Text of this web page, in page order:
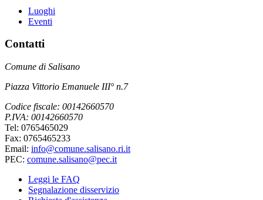
Luoghi
Eventi
Contatti
Comune di Salisano
Piazza Vittorio Emanuele III° n.7
Codice fiscale: 00142660570
P.IVA: 00142660570
Tel: 0765465029
Fax: 0765465233
Email: info@comune.salisano.ri.it
PEC: comune.salisano@pec.it
Leggi le FAQ
Segnalazione disservizio